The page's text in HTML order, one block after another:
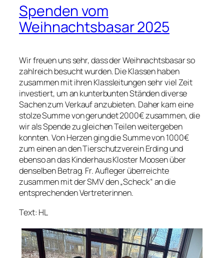
Spenden vom
Weihnachtsbasar 2025
Wir freuen uns sehr, dass der Weihnachtsbasar so
zahlreich besucht wurden. Die Klassen haben
zusammen mit ihren Klassleitungen sehr viel Zeit
investiert, um an kunterbunten Ständen diverse
Sachen zum Verkauf anzubieten. Daher kam eine
stolze Summe von gerundet 2000€ zusammen, die
wir als Spende zu gleichen Teilen weitergeben
konnten. Von Herzen ging die Summe von 1000€
zum einen an den Tierschutzverein Erding und
ebenso an das Kinderhaus Kloster Moosen über
denselben Betrag. Fr. Aufleger überreichte
zusammen mit der SMV den „Scheck“ an die
entsprechenden Vertreterinnen.
Text: HL